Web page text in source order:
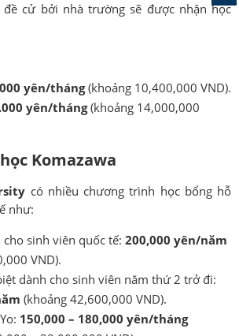
cử bởi nhà trường sẽ được nhận học
yên/tháng(khoảng 10,400,000 VND).
yên/tháng(khoảng 14,000,000
Komazawa
có nhiều chương trình học bổng hỗ
như:
sinh viên quốc tế: 200,000 yên/năm
VND).
dành cho sinh viên năm thứ 2 trở đi:
(khoảng 42,600,000 VND).
150,000 – 180,000 yên/tháng